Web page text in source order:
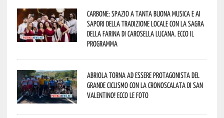
Carbone: spazio a tanta buona musica e ai
sapori della tradizione locale con la Sagra
della Farina di Carosella Lucana. Ecco il
programma
Abriola torna ad essere protagonista del
grande ciclismo con la Cronoscalata di San
Valentino! Ecco le foto